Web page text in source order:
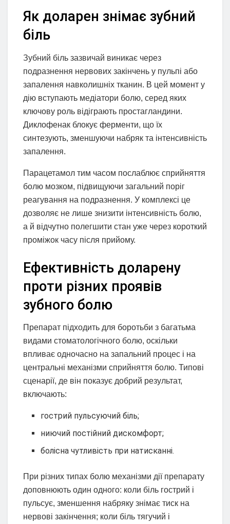
Як доларен знімає зубний
біль
Зубний біль зазвичай виникає через
подразнення нервових закінчень у пульпі або
запалення навколишніх тканин. В цей момент у
дію вступають медіатори болю, серед яких
ключову роль відіграють простагландини.
Диклофенак блокує ферменти, що їх
синтезують, зменшуючи набряк та інтенсивність
запалення.
Парацетамол тим часом послаблює сприйняття
болю мозком, підвищуючи загальний поріг
реагування на подразнення. У комплексі це
дозволяє не лише знизити інтенсивність болю,
а й відчутно полегшити стан уже через короткий
проміжок часу після прийому.
Ефективність доларену
проти різних проявів
зубного болю
Препарат підходить для боротьби з багатьма
видами стоматологічного болю, оскільки
впливає одночасно на запальний процес і на
центральні механізми сприйняття болю. Типові
сценарії, де він показує добрий результат,
включають:
гострий пульсуючий біль;
ниючий постійний дискомфорт;
болісна чутливість при натисканні.
При різних типах болю механізми дії препарату
доповнюють один одного: коли біль гострий і
пульсує, зменшення набряку знімає тиск на
нервові закінчення; коли біль тягучий і